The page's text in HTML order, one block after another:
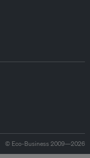
© Eco-Business 2009—2026